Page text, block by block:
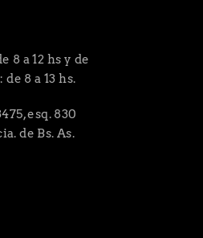
8 a 12 hs y de
de 8 a 13 hs.
esq. 830
de Bs. As.